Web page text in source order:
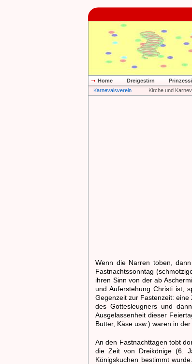
Home Dreigestirn
Karnevalsverein
Kirche und
Wenn die Narren toben,
Fastnachtssonntag
ihren Sinn von der ab
und Auferstehung Christi ist,
Gegenzeit zur Fastenzeit:
des Gottesleugners und
Ausgelassenheit dieser
Butter, Käse usw.) waren in
An den Fastnachttagen tobt
die Zeit von Dreikönige (6.
Königskuchen bestimmt